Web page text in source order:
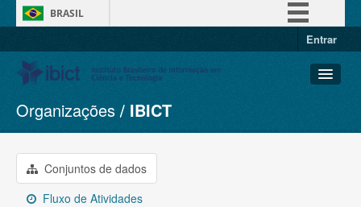
BRASIL
Entrar
Conjuntos de dados
Organizações
Grupos
Sobre
Organizações IBICT
Conjuntos de dados
Fluxo de Atividades